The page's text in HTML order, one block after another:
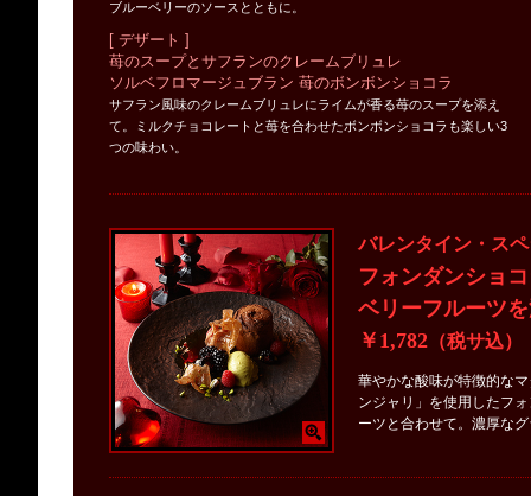
ブルーベリーのソースとともに。
[ デザート ]
苺のスープとサフランのクレームブリュレ
ソルベフロマージュブラン 苺のボンボンショコラ
サフラン風味のクレームブリュレにライムが香る苺のスープを添え
て。ミルクチョコレートと苺を合わせたボンボンショコラも楽しい3
つの味わい。
バレンタイン・ス
フォンダンショ
ベリーフルーツ
￥1,782 （税サ込）
華やかな酸味が特徴的な
ンジャリ」を使用したフ
ーツと合わせて。濃厚な